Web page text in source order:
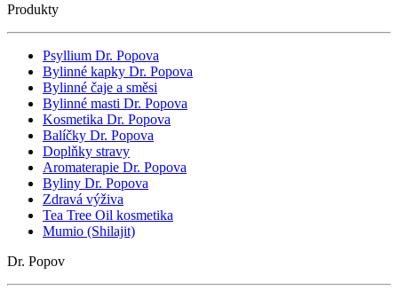
Produkty
Psyllium Dr. Popova
Bylinné kapky Dr. Popova
Bylinné čaje a směsi
Bylinné masti Dr. Popova
Kosmetika Dr. Popova
Balíčky Dr. Popova
Doplňky stravy
Aromaterapie Dr. Popova
Byliny Dr. Popova
Zdravá výživa
Tea Tree Oil kosmetika
Mumio (Shilajit)
Dr. Popov